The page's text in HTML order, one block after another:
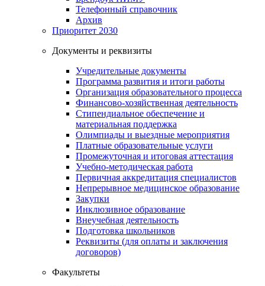
Телефонный справочник
Архив
Приоритет 2030
Документы и реквизиты
Учредительные документы
Программа развития и итоги работы
Организация образовательного процесса
Финансово-хозяйственная деятельность
Стипендиальное обеспечение и
материальная поддержка
Олимпиады и выездные мероприятия
Платные образовательные услуги
Промежуточная и итоговая аттестация
Учебно-методическая работа
Первичная аккредитация специалистов
Непрерывное медицинское образование
Закупки
Инклюзивное образование
Внеучебная деятельность
Подготовка школьников
Реквизиты (для оплаты и заключения
договоров)
Факультеты